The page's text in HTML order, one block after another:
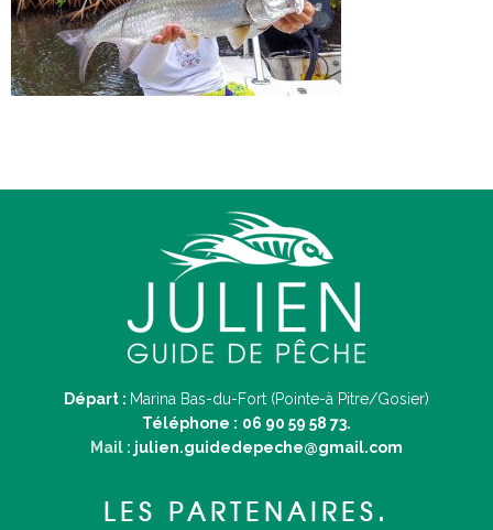
Départ : Marina Bas-du-Fort (Pointe-à Pitre/Gosier)
Téléphone : 06 90 59 58 73.
Mail : julien.guidedepeche@gmail.com
LES PARTENAIRES.